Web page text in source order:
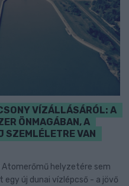
VÍZÁLLÁSÁRÓL: A
ÖNMAGÁBAN, A
SZEMLÉLETRE VAN
Atomerőmű helyzetére sem
új dunai vízlépcső - a jövő